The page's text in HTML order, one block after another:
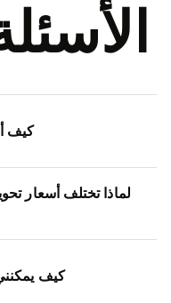
كيف
لماذا تختلف أسعار
كيف يمكنني